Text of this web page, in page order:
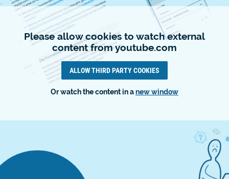
Please allow cookies to watch external
content from youtube.com
ALLOW THIRD PARTY COOKIES
Or watch the content in anew window